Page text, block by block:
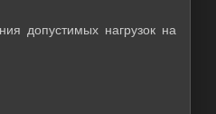
допустимых нагрузок на